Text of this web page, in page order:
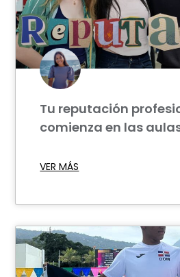
Tu reputación
comienza en las
VER MÁS